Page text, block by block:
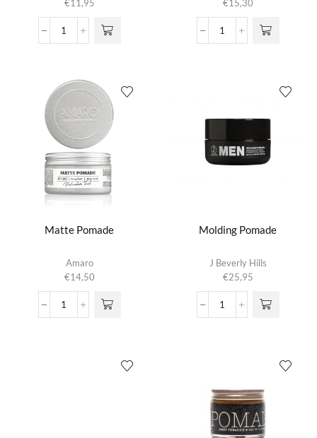
€11,95
Hair
Care
Pomade
aantal
€15,30
MAN
aantal
Matte Pomade
Amaro
€14,50
Matte
Molding Pomade
J Beverly Hills
€25,95
Molding